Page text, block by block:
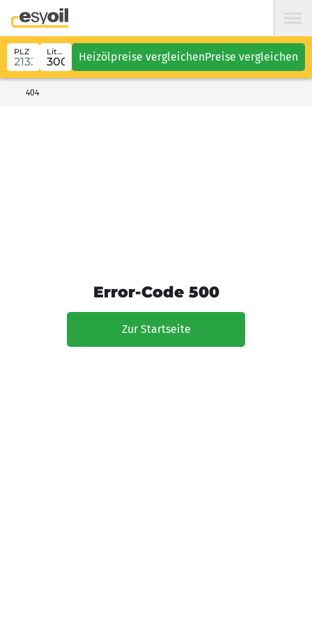
PLZ Liter Heizölpreise vergleichenPreise vergleichen
404
Error-Code 500
Zur Startseite